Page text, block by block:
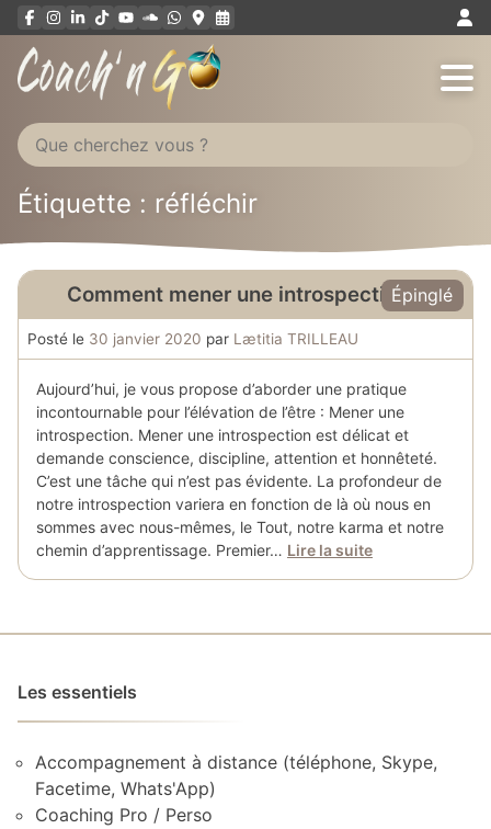
Aller
au
Étiquette : réfléchir
Épinglé
Comment mener une introspection ?
Posté le 30 janvier 2020 par Lætitia TRILLEAU
Aujourd’hui, je vous propose d’aborder une pratique
incontournable pour l’élévation de l’être : Mener une
introspection. Mener une introspection est délicat et
demande conscience, discipline, attention et honnêteté.
C’est une tâche qui n’est pas évidente. La profondeur de
notre introspection variera en fonction de là où nous en
sommes avec nous-mêmes, le Tout, notre karma et notre
chemin d’apprentissage. Premier… Lire la suite
Les essentiels
Accompagnement à distance (téléphone, Skype,
Facetime, Whats'App)
Coaching Pro / Perso